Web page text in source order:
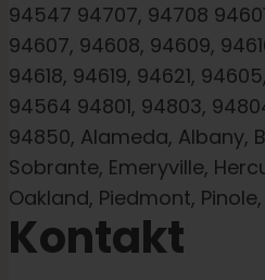
94547 94707, 94708
94607, 94608, 94609,
94618, 94619, 94621,
94564 94801, 94803,
94850, Alameda, Albany,
Sobrante, Emeryville,
Oakland, Piedmont,
Kontakt